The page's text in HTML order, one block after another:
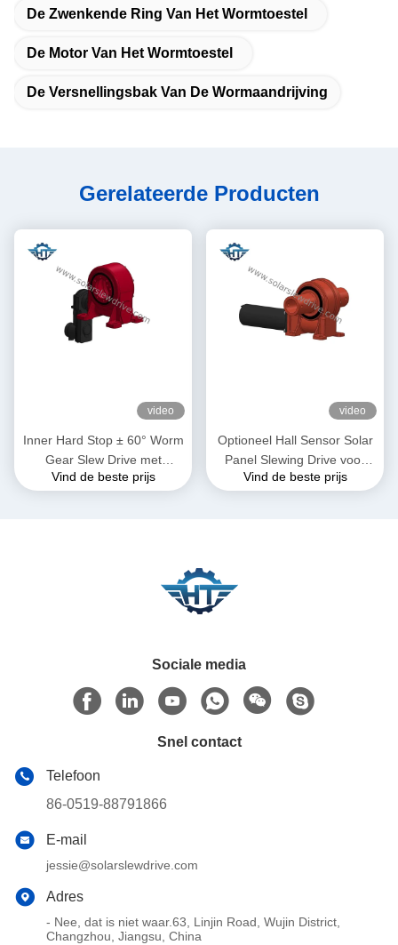
De Zwenkende Ring Van Het Wormtoestel
De Motor Van Het Wormtoestel
De Versnellingsbak Van De Wormaandrijving
Gerelateerde Producten
video
Inner Hard Stop ± 60° Worm
Gear Slew Drive met
zelfvergrendeling en precisie
Vind de beste prijs
video
Optioneel Hall Sensor Solar
Panel Slewing Drive voor
snelle en gemakkelijke
Vind de beste prijs
Sociale media
Snel contact
Telefoon
86-0519-88791866
E-mail
jessie@solarslewdrive.com
Adres
- Nee, dat is niet waar.63, Linjin Road, Wujin District,
Changzhou, Jiangsu, China